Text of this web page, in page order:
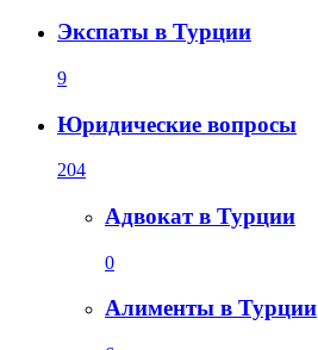
Экспаты в Турции
9
Юридические вопросы
204
Адвокат в Турции
0
Алименты в Турции